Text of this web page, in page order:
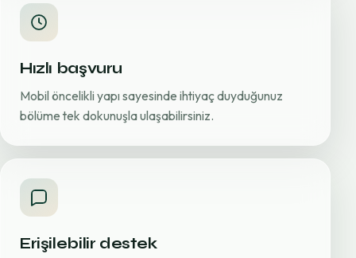
Hızlı başvuru
Mobil öncelikli yapı sayesinde ihtiyaç duyduğunuz
bölüme tek dokunuşla ulaşabilirsiniz.
Erişilebilir destek